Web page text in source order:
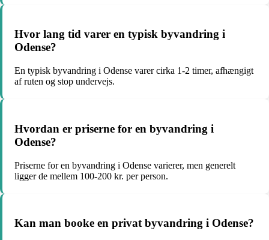
Hvor lang tid varer en typisk byvandring i
Odense?
En typisk byvandring i Odense varer cirka 1-2 timer, afhængigt
af ruten og stop undervejs.
Hvordan er priserne for en byvandring i
Odense?
Priserne for en byvandring i Odense varierer, men generelt
ligger de mellem 100-200 kr. per person.
Kan man booke en privat byvandring i Odense?